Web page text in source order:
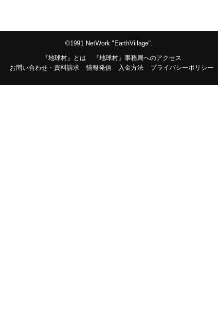
©1991 NetWork "EarthVillage".
『地球村』とは
『地球村』事務局へのアクセス
お問い合わせ・資料請求
情報発信 入金方法 プライバシーポリシー